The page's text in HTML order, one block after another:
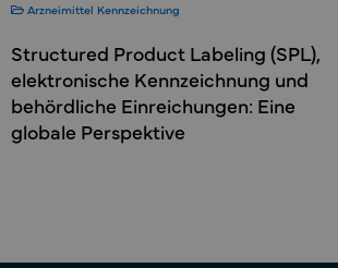
Arzneimittel Kennzeichnung
Structured Product Labeling (SPL),
elektronische Kennzeichnung und
behördliche Einreichungen: Eine
globale Perspektive